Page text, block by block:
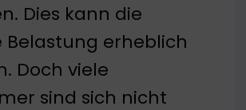
Dies kann die
Belastung erheblich
Doch viele
sind sich nicht